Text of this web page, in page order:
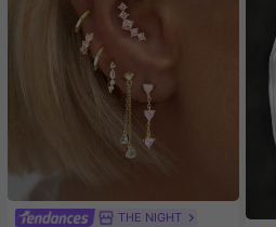
THE NIGHT